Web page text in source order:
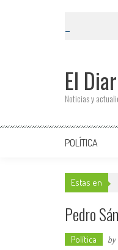
El
Noticias y
POLÍTICA
Estas en
Pedro
Política by